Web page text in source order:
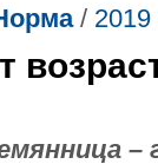
/ 2019
–